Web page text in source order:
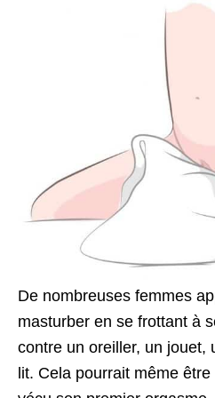
De nombreuses femmes
masturber en se frottant à
contre un oreiller, un jouet,
lit. Cela pourrait même